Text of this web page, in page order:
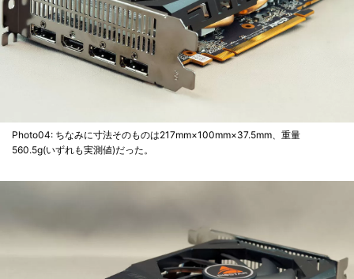
Photo04: ちなみに寸法そのものは217mm×100mm×37.5mm、重量
560.5g(いずれも実測値)だった。